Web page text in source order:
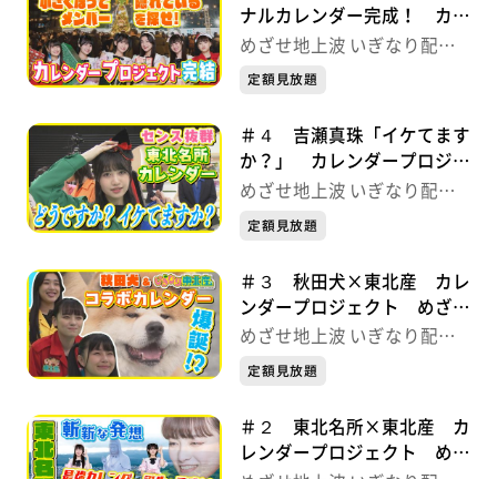
ナルカレンダー完成！ カレ
ンダープロジェクト めざせ
めざせ地上波 いぎなり配信
中！
定額見放題
＃４ 吉瀬真珠「イケてます
か？」 カレンダープロジェ
クト めざせ地上波 いぎな
めざせ地上波 いぎなり配信
中！
定額見放題
＃３ 秋田犬×東北産 カレ
ンダープロジェクト めざせ
地上波 いぎなり配信中！
めざせ地上波 いぎなり配信
中！
定額見放題
＃２ 東北名所×東北産 カ
レンダープロジェクト めざ